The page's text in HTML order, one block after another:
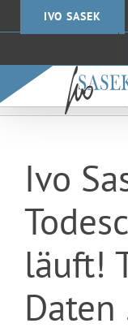
IVO SASEK
Ivo
läuft!
Daten